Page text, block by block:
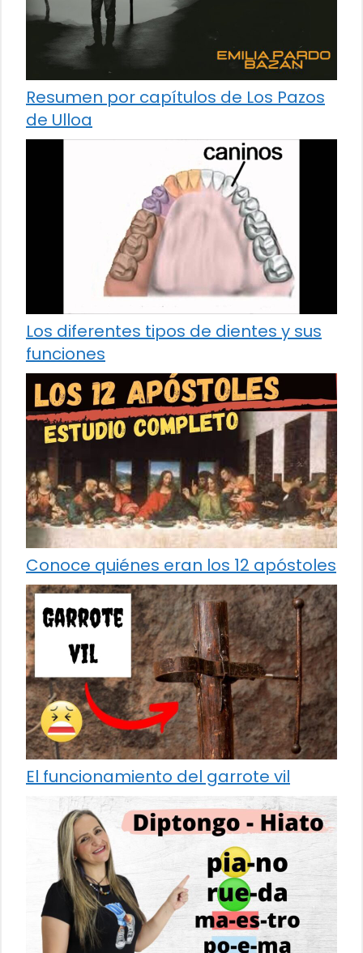
Resumen por capítulos de Los Pazos
de Ulloa
Los diferentes tipos de dientes y sus
funciones
Conoce quiénes eran los 12 apóstoles
El funcionamiento del garrote vil